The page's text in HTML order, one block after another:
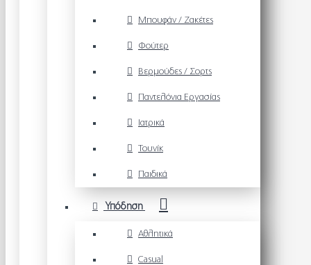
Μπουφάν / Ζακέτες
Φούτερ
Βερμούδες / Σορτς
Παντελόνια Εργασίας
Ιατρικά
Τουνίκ
Παιδικά
Υπόδηση
Αθλητικά
Casual